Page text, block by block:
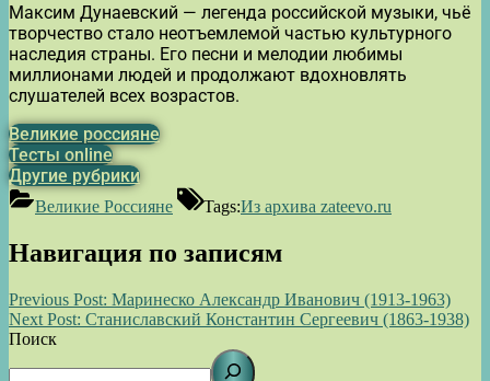
Максим Дунаевский — легенда российской музыки, чьё
творчество стало неотъемлемой частью культурного
наследия страны. Его песни и мелодии любимы
миллионами людей и продолжают вдохновлять
слушателей всех возрастов.
Великие россияне
Тесты online
Другие рубрики
Великие Россияне Tags:Из архива zateevo.ru
Навигация по записям
Previous Post: Маринеско Александр Иванович (1913-1963)
Next Post: Станиславский Константин Сергеевич (1863-1938)
Поиск